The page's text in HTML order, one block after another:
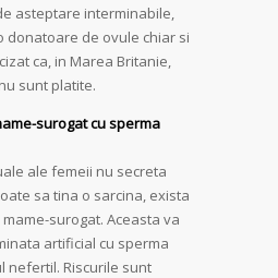
asteptare interminabile,
donatoare de ovule chiar si
ca, in Marea Britanie,
sunt platite.
surogat cu sperma
ale femeii nu secreta
sa tina o sarcina, exista
surogat. Aceasta va
artificial cu sperma
nefertil. Riscurile sunt